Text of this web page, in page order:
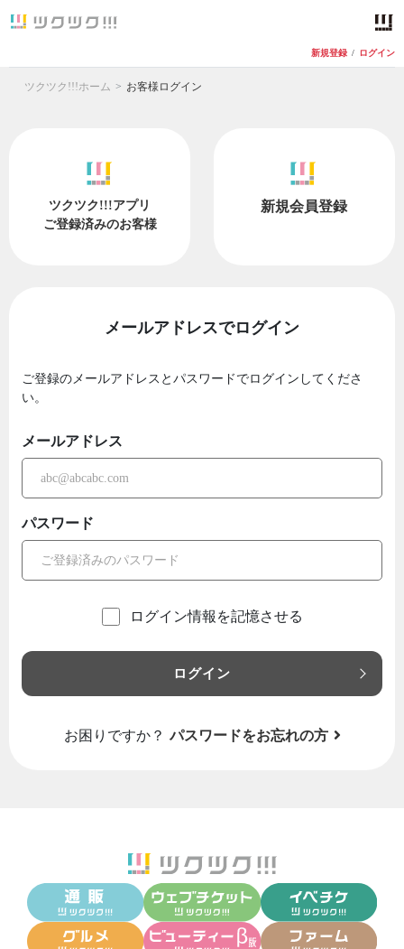
新規登録 / ログイン
ツクツク!!!ホーム お客様ログイン
ツクツク!!!アプリ
ご登録済みのお客様
新規会員登録
メールアドレスでログイン
ご登録のメールアドレスとパスワードでログインしてくださ
い。
メールアドレス
パスワード
ログイン情報を記憶させる
ログイン
お困りですか？ パスワードをお忘れの方